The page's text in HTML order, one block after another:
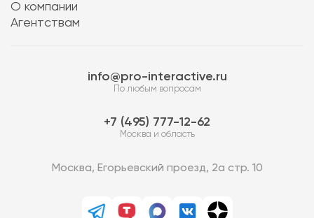
О компании
Агентствам
info@pro-interactive.ru
По любым вопросам
7 (495) 777-12-62
Москва и область
Москва, Егорьевский проезд, 2а стр. 10